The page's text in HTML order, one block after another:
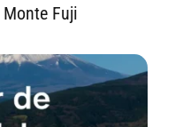
Fuji